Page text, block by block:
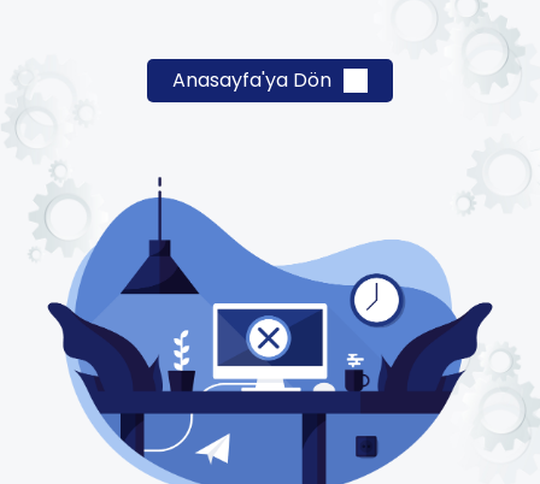
Anasayfa'ya Dön